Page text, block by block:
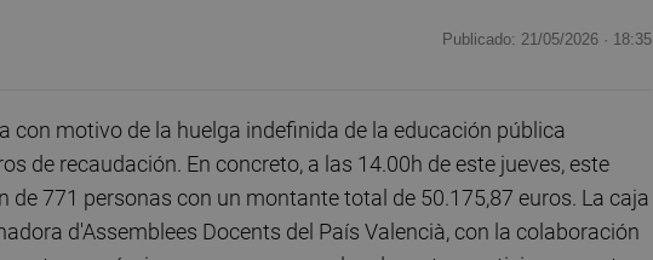
Publicado: 21/05/2026 · 18:35
con motivo de la huelga indefinida de la educación pública
de recaudación. En concreto, a las 14.00h de este jueves, este
771 personas con un montante total de 50.175,87 euros. La caja
d'Assemblees Docents del País Valencià, con la colaboración